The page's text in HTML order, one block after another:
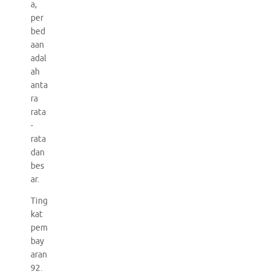
a,
per
bed
aan
adal
ah
anta
ra
rata
-
rata
dan
bes
ar.
Ting
kat
pem
bay
aran
92.